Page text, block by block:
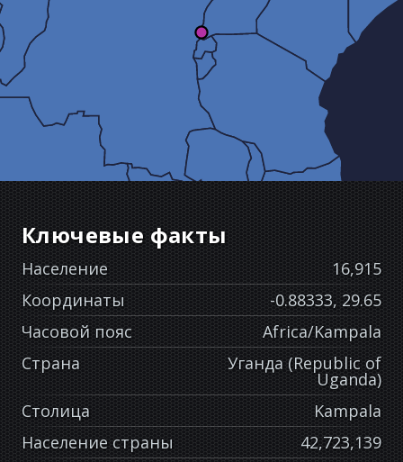
Ключевые факты
Население
16,915
Координаты
-0.88333, 29.65
Часовой пояс
Africa/Kampala
Страна
Уганда (Republic of
Uganda)
Столица
Kampala
Население страны
42,723,139